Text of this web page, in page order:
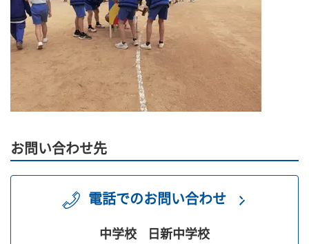
お問い合わせ先
電話でのお問い合わせ
中学校 日新中学校